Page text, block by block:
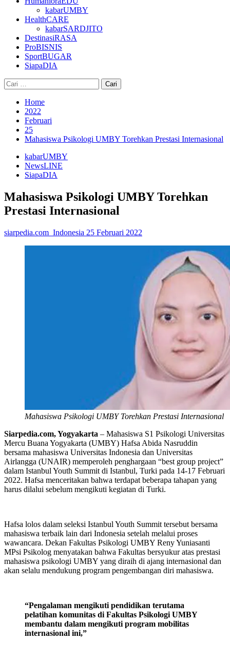
kabarUMBY
HealthCARE
kabarSARDJITO
DestinasiRASA
ProBISNIS
SportBUGAR
SiapaDIA
Cari
untuk:
Home
2022
Februari
25
Mahasiswa Psikologi UMBY Torehkan Prestasi Internasional
kabarUMBY
NewsLINE
SiapaDIA
Mahasiswa Psikologi UMBY Torehkan
Prestasi Internasional
siarpedia.com_Indonesia 25 Februari 2022
Mahasiswa Psikologi UMBY Torehkan Prestasi Internasional
Siarpedia.com, Yogyakarta – Mahasiswa S1 Psikologi Universitas
Mercu Buana Yogyakarta (UMBY) Hafsa Abida Nasruddin
bersama mahasiswa Universitas Indonesia dan Universitas
Airlangga (UNAIR) memperoleh penghargaan “best group project”
dalam Istanbul Youth Summit di Istanbul, Turki pada 14-17 Februari
2022. Hafsa menceritakan bahwa terdapat beberapa tahapan yang
harus dilalui sebelum mengikuti kegiatan di Turki.
Hafsa lolos dalam seleksi Istanbul Youth Summit tersebut bersama
mahasiswa terbaik lain dari Indonesia setelah melalui proses
wawancara. Dekan Fakultas Psikologi UMBY Reny Yuniasanti
MPsi Psikolog menyatakan bahwa Fakultas bersyukur atas prestasi
mahasiswa psikologi UMBY yang diraih di ajang internasional dan
akan selalu mendukung program pengembangan diri mahasiswa.
“Pengalaman mengikuti pendidikan terutama
pelatihan komunitas di Fakultas Psikologi UMBY
membantu dalam mengikuti program mobilitas
internasional ini,”